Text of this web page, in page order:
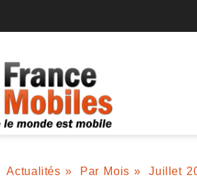
Actualités » Par Mois » Juillet